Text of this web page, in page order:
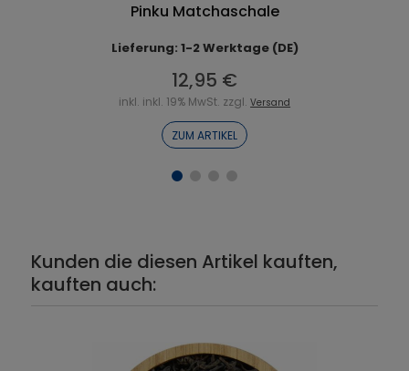
Pinku Matchaschale
Lieferung: 1-2 Werktage (DE)
12,95 €
inkl. inkl. 19% MwSt. zzgl.Versand
ZUM ARTIKEL
Kunden die diesen Artikel kauften,
kauften auch: